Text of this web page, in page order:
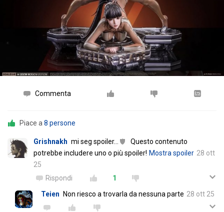
Commenta
Piace a 8 persone
Grishnakh mi seg spoiler…
Questo contenuto
potrebbe includere uno o più spoiler! Mostra spoiler 28 ott
25
Rispondi
1
Teien
Non riesco a trovarla da nessuna parte 28 ott 25